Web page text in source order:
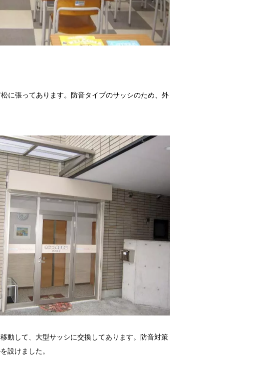
に張ってあります。防音タイプのサッシのため、外
動して、大型サッシに交換してあります。防音対策
設けました。